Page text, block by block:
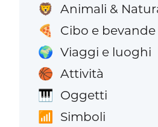
🦁 Animali &
🍕 Cibo e bevande
🌍 Viaggi e luoghi
🏀 Attività
🎹 Oggetti
📶 Simboli